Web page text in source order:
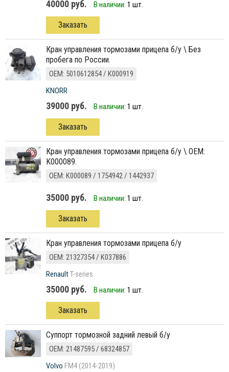
40000 руб. В наличии: 1 шт.
Заказать
кран управления тормозами прицепа б/у \ Без
пробега по России.
ОЕМ: 5010612854 / K000919
KNORR
39000 руб. В наличии: 1 шт.
Заказать
кран управления тормозами прицепа б/у \ ОЕМ:
K000089.
ОЕМ: K000089 / 1754942 / 1442937
35000 руб. В наличии: 1 шт.
Заказать
кран управления тормозами прицепа б/у
ОЕМ: 21327354 / K037886
RenaultT-series
35000 руб. В наличии: 1 шт.
Заказать
суппорт тормозной задний левый б/у
ОЕМ: 21487595 / 68324857
Volvo FM4 (2014-2019)